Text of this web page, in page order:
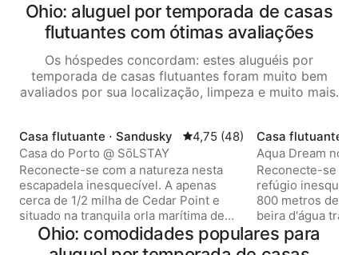
Ohio: aluguel por temporada de casas
flutuantes com ótimas avaliações
Os hóspedes concordam: estes aluguéis por
temporada de casas flutuantes foram muito bem
avaliados por sua localização, limpeza e muito mais.
Casa flutuante ⋅ Sandusky 4,75 de uma avaliação média
4,75 (48)
Casa do Porto @ SōLSTAY
Reconecte-se com a natureza nesta
escapadela inesquecível. A apenas
cerca de 1/2 milha de Cedar Point e
situado na tranquila orla marítima de
Castaway Bay no Lago Erie em
Sandusky - este retiro aconchegante é
Casa flutuante ⋅
Aqua Dream no
Reconecte-se
refúgio
800 metros de
beira d'água
no Lago Erie,
retiro
Ohio: comodidades populares para